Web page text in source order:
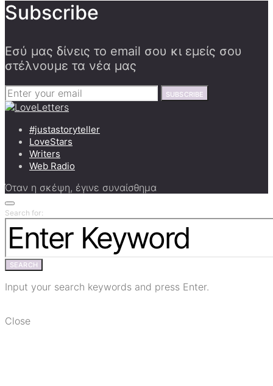
Subscribe
Εσύ μας δίνεις το email σου κι εμείς σου
στέλνουμε τα νέα μας
SUBSCRIBE
#justastoryteller
LoveStars
Writers
Web Radio
Όταν η σκέψη, έγινε συναίσθημα
Search for:
SEARCH
Input your search keywords and press Enter.
Close